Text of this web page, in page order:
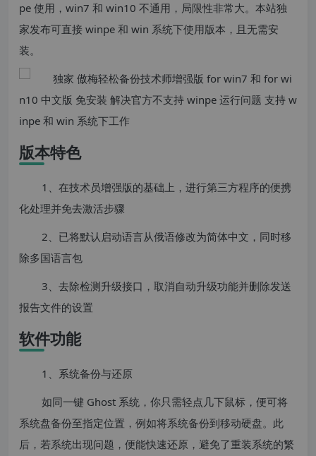
pe 使用，win7 和 win10 不通用，局限性非常大。本站独
家发布可直接 winpe 和 win 系统下使用版本，且无需安
装。
版本特色
1、在技术员增强版的基础上，进行第三方程序的便携
化处理并免去激活步骤
2、已将默认启动语言从俄语修改为简体中文，同时移
除多国语言包
3、去除检测升级接口，取消自动升级功能并删除发送
报告文件的设置
软件功能
1、系统备份与还原
如同一键 Ghost 系统，你只需轻点几下鼠标，便可将
系统盘备份至指定位置，例如将系统备份到移动硬盘。此
后，若系统出现问题，便能快速还原，避免了重装系统的繁